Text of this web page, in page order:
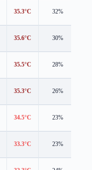
35.3°C 32%
35.6°C 30%
35.5°C 28%
35.3°C 26%
34.5°C 23%
33.3°C 23%